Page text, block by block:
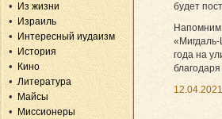
Из жизни
Израиль
Интересный иудаизм
История
Кино
Литература
Майсы
Миссионеры
будет
года на